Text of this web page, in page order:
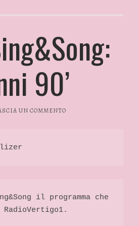
90’
UN COMMENTO
il programma che